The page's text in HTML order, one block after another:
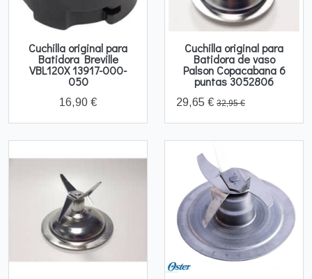
Cuchilla original para
Batidora Breville
VBL120X 13917-000-
050
16,90 €
Cuchilla original para
Batidora de vaso
Palson Copacabana 6
puntas 3052806
29,65 € 32,95 €